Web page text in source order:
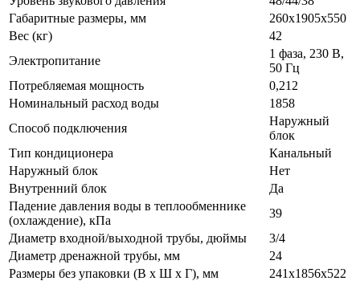
Габаритные размеры, мм
260x1905x550
Вес (кг)
42
Электропитание
1 фаза, 230 В,
50 Гц
Потребляемая мощность
0,212
Номинальный расход воды
1858
Способ подключения
Наружный
блок
Тип кондиционера
Канальный
Наружный блок
Нет
Внутренний блок
Да
Падение давления воды в теплообменнике
(охлаждение), кПа
39
Диаметр входной/выходной трубы, дюймы
3/4
Диаметр дренажной трубы, мм
24
Размеры без упаковки (В х Ш х Г), мм
241x1856x522